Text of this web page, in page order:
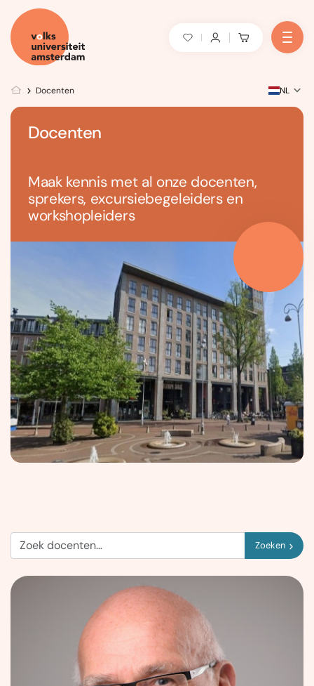
Docenten NL
Docenten
Maak kennis met al onze docenten,
sprekers, excursiebegeleiders en
workshopleiders
Zoeken